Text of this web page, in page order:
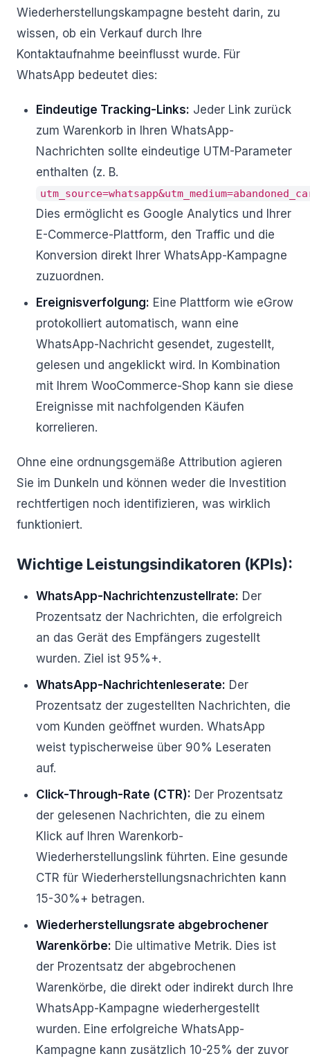
Wiederherstellungskampagne besteht darin, zu
wissen, ob ein Verkauf durch Ihre
Kontaktaufnahme beeinflusst wurde. Für
WhatsApp bedeutet dies:
Eindeutige Tracking-Links: Jeder Link zurück
zum Warenkorb in Ihren WhatsApp-
Nachrichten sollte eindeutige UTM-Parameter
enthalten (z. B.
Dies ermöglicht es Google Analytics und Ihrer
E-Commerce-Plattform, den Traffic und die
Konversion direkt Ihrer WhatsApp-Kampagne
zuzuordnen.
Ereignisverfolgung: Eine Plattform wie eGrow
protokolliert automatisch, wann eine
WhatsApp-Nachricht gesendet, zugestellt,
gelesen und angeklickt wird. In Kombination
mit Ihrem WooCommerce-Shop kann sie diese
Ereignisse mit nachfolgenden Käufen
korrelieren.
Ohne eine ordnungsgemäße Attribution agieren
Sie im Dunkeln und können weder die Investition
rechtfertigen noch identifizieren, was wirklich
funktioniert.
Wichtige Leistungsindikatoren (KPIs):
WhatsApp-Nachrichtenzustellrate: Der
Prozentsatz der Nachrichten, die erfolgreich
an das Gerät des Empfängers zugestellt
wurden. Ziel ist 95%+.
WhatsApp-Nachrichtenleserate: Der
Prozentsatz der zugestellten Nachrichten, die
vom Kunden geöffnet wurden. WhatsApp
weist typischerweise über 90% Leseraten
auf.
Click-Through-Rate (CTR): Der Prozentsatz
der gelesenen Nachrichten, die zu einem
Klick auf Ihren Warenkorb-
Wiederherstellungslink führten. Eine gesunde
CTR für Wiederherstellungsnachrichten kann
15-30%+ betragen.
Wiederherstellungsrate abgebrochener
Warenkörbe: Die ultimative Metrik. Dies ist
der Prozentsatz der abgebrochenen
Warenkörbe, die direkt oder indirekt durch Ihre
WhatsApp-Kampagne wiederhergestellt
wurden. Eine erfolgreiche WhatsApp-
Kampagne kann zusätzlich 10-25% der zuvor